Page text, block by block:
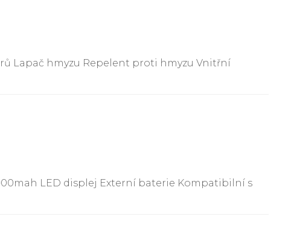
Lapač hmyzu Repelent proti hmyzu Vnitřní
LED displej Externí baterie Kompatibilní s